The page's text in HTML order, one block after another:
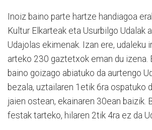
Inoiz baino parte hartze handiagoa
Kultur Elkarteak eta Usurbilgo Udalak
Udajolas ekimenak. Izan ere, udaleku
arteko 230 gaztetxok eman du izena.
baino goizago abiatuko da aurtengo
bezala, uztailaren 1etik 6ra ospatuko
jaien ostean, ekainaren 30ean baizik.
festak tarteko, hilaren 2tik 4ra ez da